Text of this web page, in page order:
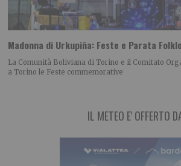
Madonna di Urkupiña: Feste e Parata
La Comunità Boliviana di Torino e il Comitato
a Torino le Feste commemorative
IL METEO E' OFFERTO